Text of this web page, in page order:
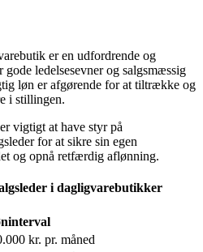
er en udfordrende og
ledelsesevner og salgsmæssig
løn er afgørende for at tiltrække og
i stillingen.
vigtigt at have styr på
for at sikre sin egen
og opnå retfærdig aflønning.
i dagligvarebutikker
kr. pr. måned